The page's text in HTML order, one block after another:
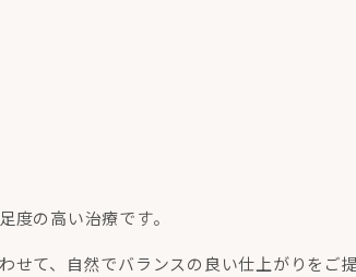
度の高い治療です。
て、自然でバランスの良い仕上がりをご提